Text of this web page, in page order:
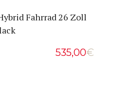
Fahrrad 26 Zoll
535,00€